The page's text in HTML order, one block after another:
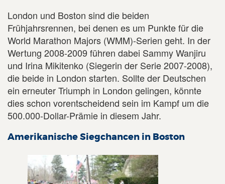
London und Boston sind die beiden
Frühjahrsrennen, bei denen es um Punkte für die
World Marathon Majors (WMM)-Serien geht. In der
Wertung 2008-2009 führen dabei Sammy Wanjiru
und Irina Mikitenko (Siegerin der Serie 2007-2008),
die beide in London starten. Sollte der Deutschen
ein erneuter Triumph in London gelingen, könnte
dies schon vorentscheidend sein im Kampf um die
500.000-Dollar-Prämie in diesem Jahr.
Amerikanische Siegchancen in Boston